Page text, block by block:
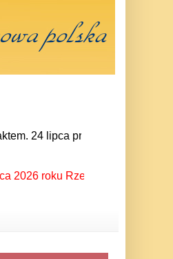
24 lipca prezes partii
roku Rzeszów ponownie